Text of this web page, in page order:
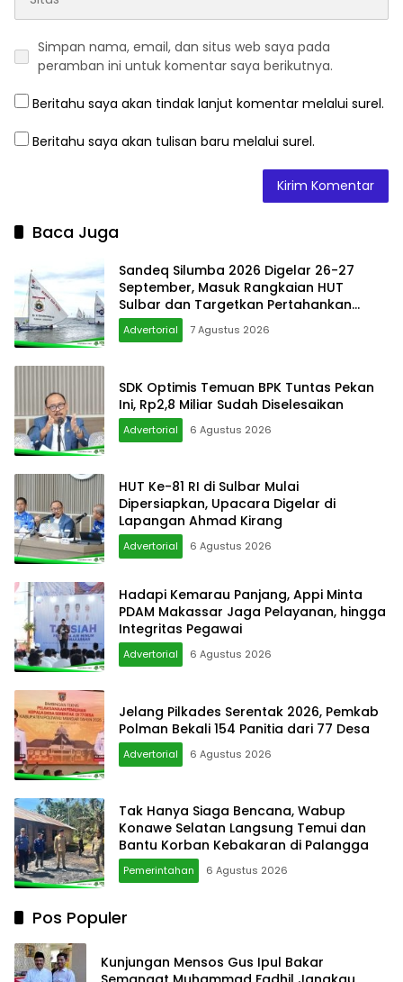
Simpan nama, email, dan situs web saya pada
peramban ini untuk komentar saya berikutnya.
Beritahu saya akan tindak lanjut komentar melalui surel.
Beritahu saya akan tulisan baru melalui surel.
Baca Juga
Sandeq Silumba 2026 Digelar 26-27
September, Masuk Rangkaian HUT
Sulbar dan Targetkan Pertahankan
Status KEN
Advertorial 7 Agustus 2026
SDK Optimis Temuan BPK Tuntas Pekan
Ini, Rp2,8 Miliar Sudah Diselesaikan
Advertorial 6 Agustus 2026
HUT Ke-81 RI di Sulbar Mulai
Dipersiapkan, Upacara Digelar di
Lapangan Ahmad Kirang
Advertorial 6 Agustus 2026
Hadapi Kemarau Panjang, Appi Minta
PDAM Makassar Jaga Pelayanan, hingga
Integritas Pegawai
Advertorial 6 Agustus 2026
Jelang Pilkades Serentak 2026, Pemkab
Polman Bekali 154 Panitia dari 77 Desa
Advertorial 6 Agustus 2026
Tak Hanya Siaga Bencana, Wabup
Konawe Selatan Langsung Temui dan
Bantu Korban Kebakaran di Palangga
Pemerintahan 6 Agustus 2026
Pos Populer
Kunjungan Mensos Gus Ipul Bakar